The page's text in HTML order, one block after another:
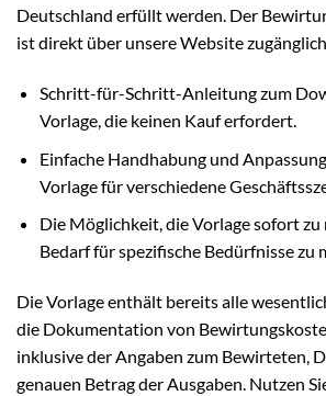
Deutschland erfüllt werden. Der
ist direkt über unsere Website
Schritt-für-Schritt-Anleitung zum
Vorlage, die keinen Kauf erfordert.
Einfache Handhabung und
Vorlage für verschiedene
Die Möglichkeit, die Vorlage sofort zu
Bedarf für spezifische Bedürfnisse zu
Die Vorlage enthält bereits alle
die Dokumentation von
inklusive der Angaben zum Bewirteten,
genauen Betrag der Ausgaben. Nutzen